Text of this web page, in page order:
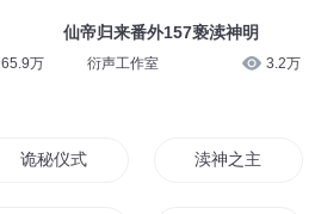
65.9万
仙帝归来番外157亵渎神明
衍声工作室 3.2万
诡秘仪式 渎神之主